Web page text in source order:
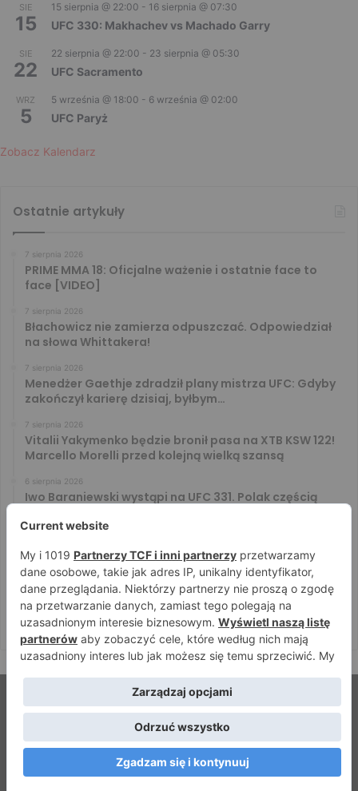
SIE
15
15 sierpnia @ 22:00 - 16 sierpnia @ 07:30
UFC 330: Makhachev vs Machado Garry
SIE
22
22 sierpnia @ 22:00 - 23 sierpnia @ 05:30
UFC Sacramento
WRZ
5
5 września @ 18:00 - 6 września @ 02:00
UFC Paryż
Zobacz Kalendarz
Ostatnie artykuły
7 sierpnia 2026
PRIME MMA 18: Oficjalne ważenie i ostatnie face to
face [VIDEO]
7 sierpnia 2026
Błachowicz nie zamierza odpuszczać. Odpowiedział
na słowa Whittakera!
7 sierpnia 2026
Menedżer Gaethje zdradził plany mistrza UFC: Gdyby
zakończył karierę dzisiaj, byłbym…
7 sierpnia 2026
Vitalii Yakymenko będzie bronił pasa na XTB KSW 122!
Marcello Morelli przed kolejną wielką szansą
6 sierpnia 2026
Iwo Baraniewski wystąpi na UFC 331. Polak częścią
Don Kasjo poznał rywala na FAME 32. Bartosz Szachta
przeciwnikiem Króla
6 sierpnia 2026
Niepokonany Włodarczyk zawalczy o ranking! Na XTB
KSW 122 zmierzy się z Paivą
© Strefamma.pl 2026, Wszelkie prawa zastrzeżone |
Home
Redakcja Kontakt
FacebookYouTube
RSS